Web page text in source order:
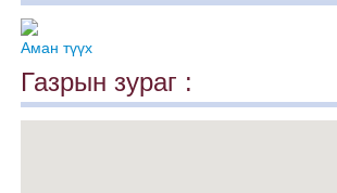
Аман түүх
Газрын зураг :